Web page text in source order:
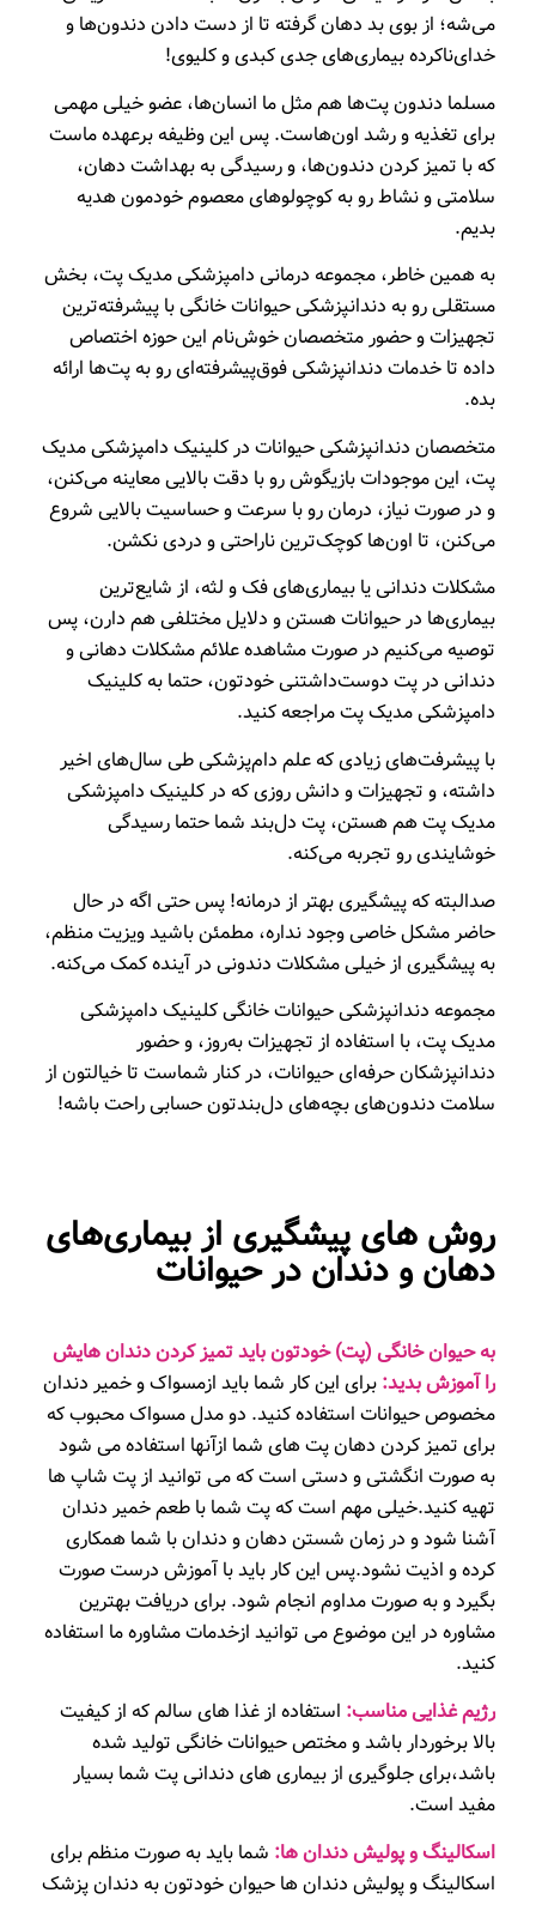
می‌شه؛ از بوی بد دهان گرفته تا از دست دادن دندون‌ها و
خدای‌ناکرده بیماری‌های جدی کبدی و کلیوی!
مسلما دندون پت‌ها هم مثل ما انسان‌ها، عضو خیلی مهمی
برای تغذیه و رشد اون‌هاست. پس این وظیفه برعهده ماست
که با تمیز کردن دندون‌ها، و رسیدگی به بهداشت دهان،
سلامتی و نشاط رو به کوچولوهای معصوم خودمون هدیه
بدیم.
به همین خاطر، مجموعه درمانی دامپزشکی مدیک پت، بخش
مستقلی رو به دندانپزشکی حیوانات خانگی با پیشرفته‌ترین
تجهیزات و حضور متخصصان خوش‌نام این حوزه اختصاص
داده تا خدمات دندانپزشکی فوق‌پیشرفته‌ای رو به پت‌ها ارا‌ئه
بده.
متخصصان دندانپزشکی حیوانات در کلینیک دامپزشکی مدیک
پت، این موجودات بازیگوش رو با دقت بالایی معاینه می‌کنن،
و در صورت نیاز، درمان رو با سرعت و حساسیت بالایی شروع
می‌کنن، تا اون‌ها کوچک‌ترین ناراحتی و دردی نکشن.
مشکلات دندانی یا بیماری‌های فک و لثه، از شایع‌ترین
بیماری‌ها در حیوانات هستن و دلایل مختلفی هم دارن، پس
توصیه می‌کنیم در صورت مشاهده علائم مشکلات دهانی و
دندانی در پت دوست‌داشتنی خودتون، حتما به کلینیک
دامپزشکی مدیک پت مراجعه کنید.
با پیشرفت‌های زیادی که علم دام‌پزشکی طی سال‌های اخیر
داشته، و تجهیزات و دانش روزی که در کلینیک دامپزشکی
مدیک پت هم هستن، پت دل‌بند شما حتما رسیدگی
خوشایندی رو تجربه می‌کنه.
صدالبته که پیشگیری بهتر از درمانه! پس حتی اگه در حال
حاضر مشکل خاصی وجود نداره، مطمئن باشید ویزیت منظم،
به پیشگیری از خیلی مشکلات دندونی در آینده کمک می‌کنه.
مجموعه دندانپزشکی حیوانات خانگی کلینیک دامپزشکی
مدیک پت، با استفاده از تجهیزات به‌روز، و حضور
دندانپزشکان حرفه‌ای حیوانات، در کنار شماست تا خیالتون از
سلامت دندون‌های بچه‌های دل‌بندتون حسابی راحت باشه!
روش های پیشگیری از بیماری‌های
دهان و دندان در حیوانات
به حیوان خانگی (پت) خودتون باید تمیز کردن دندان هایش
را آموزش بدید: برای این کار شما باید ازمسواک و خمیر دندان
مخصوص حیوانات استفاده کنید. دو مدل مسواک محبوب که
برای تمیز کردن دهان پت های شما ازآنها استفاده می شود
به صورت انگشتی و دستی است که می توانید از پت شاپ ها
تهیه کنید.خیلی مهم است که پت شما با طعم خمیر دندان
آشنا شود و در زمان شستن دهان و دندان با شما همکاری
کرده و اذیت نشود.پس این کار باید با آموزش درست صورت
بگیرد و به صورت مداوم انجام شود. برای دریافت بهترین
مشاوره در این موضوع می توانید ازخدمات مشاوره ما استفاده
کنید.
رژیم غذایی مناسب: استفاده از غذا های سالم که از کیفیت
بالا برخوردار باشد و مختص حیوانات خانگی تولید شده
باشد،برای جلوگیری از بیماری های دندانی پت شما بسیار
مفید است.
اسکالینگ و پولیش دندان ها: شما باید به صورت منظم برای
اسکالینگ و پولیش دندان ها حیوان خودتون به دندان پزشک